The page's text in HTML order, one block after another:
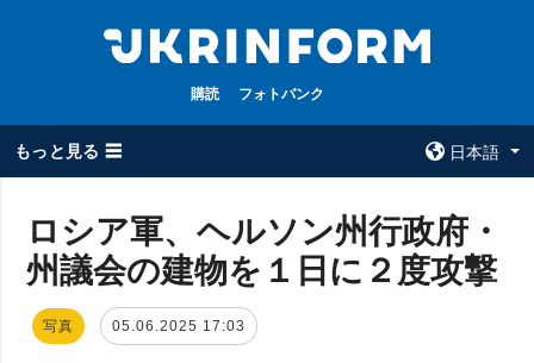
購読 フォトバンク
もっと見る ☰
日本語
全てのトピック
被占領地
ウクルインフォ
ロシア軍、ヘルソン州行政府・
州議会の建物を１日に２度攻撃
写真 05.06.2025 17:03